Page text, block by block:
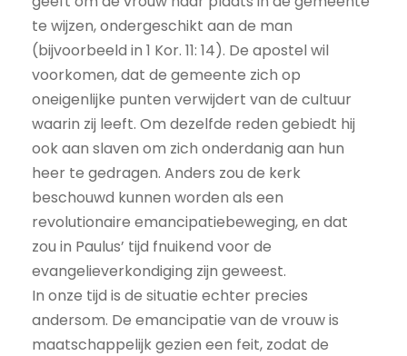
te wijzen, ondergeschikt aan de man
(bijvoorbeeld in 1 Kor. 11: 14). De apostel wil
voorkomen, dat de gemeente zich op
oneigenlijke punten verwijdert van de cultuur
waarin zij leeft. Om dezelfde reden gebiedt hij
ook aan slaven om zich onderdanig aan hun
heer te gedragen. Anders zou de kerk
beschouwd kunnen worden als een
revolutionaire emancipatiebeweging, en dat
zou in Paulus’ tijd fnuikend voor de
evangelieverkondiging zijn geweest.
In onze tijd is de situatie echter precies
andersom. De emancipatie van de vrouw is
maatschappelijk gezien een feit, zodat de